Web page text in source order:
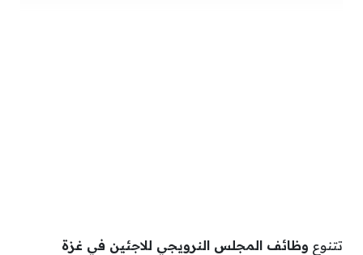
​تتنوع وظائف المجلس النرويجي للاجئين في غزة